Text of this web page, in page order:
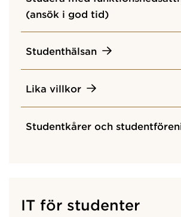
(ansök i god tid)
Studenthälsan
Lika villkor
Studentkårer och
IT för studenter